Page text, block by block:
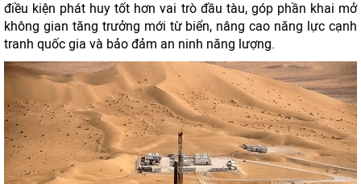
điều kiện phát huy tốt hơn vai trò đầu tàu, góp phần khai mở
không gian tăng trưởng mới từ biển, nâng cao năng lực cạnh
tranh quốc gia và bảo đảm an ninh năng lượng.